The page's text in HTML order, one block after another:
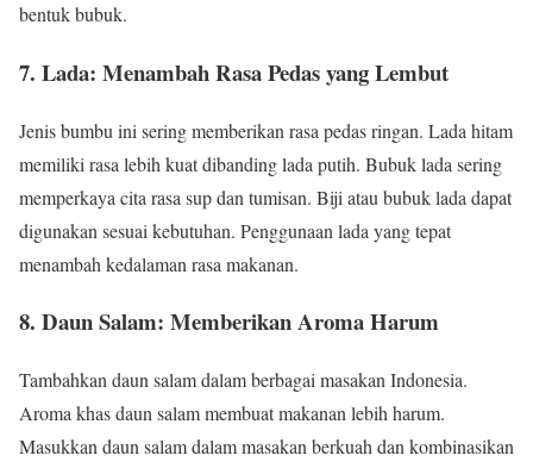
bentuk bubuk.
7. Lada: Menambah Rasa Pedas yang Lembut
Jenis bumbu ini sering memberikan rasa pedas ringan. Lada hitam
memiliki rasa lebih kuat dibanding lada putih. Bubuk lada sering
memperkaya cita rasa sup dan tumisan. Biji atau bubuk lada dapat
digunakan sesuai kebutuhan. Penggunaan lada yang tepat
menambah kedalaman rasa makanan.
8. Daun Salam: Memberikan Aroma Harum
Tambahkan daun salam dalam berbagai masakan Indonesia.
Aroma khas daun salam membuat makanan lebih harum.
Masukkan daun salam dalam masakan berkuah dan kombinasikan